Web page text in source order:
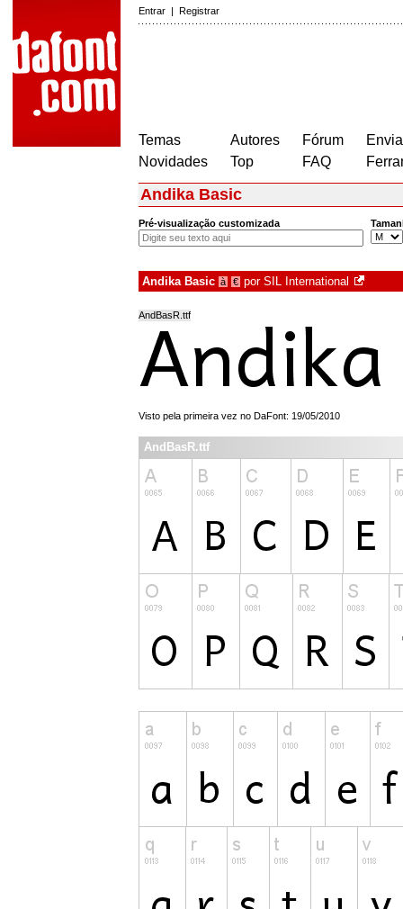
Entrar | Registrar
Temas
Novidades
Autores
Top
Fórum
FAQ
Andika Basic
Pré-visualização customizada
Andika Basic à € por SIL International
AndBasR.ttf
Visto pela primeira vez no DaFont: 19/05/2010
AndBasR.ttf